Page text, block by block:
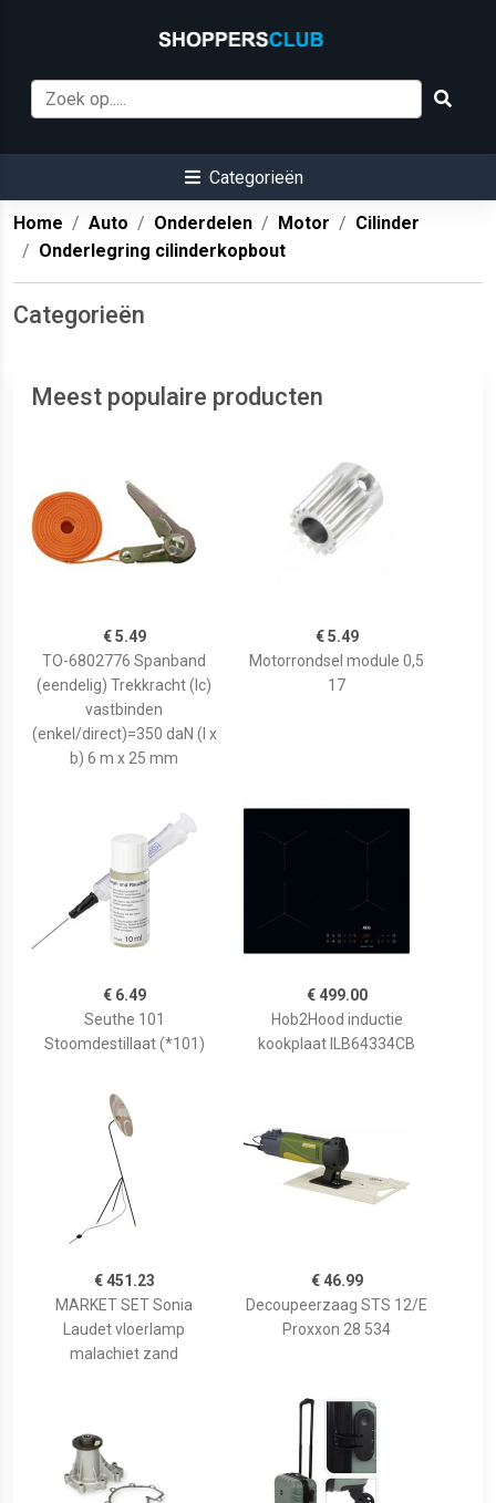
Categorieën
Home Auto Onderdelen Motor
Cilinder
Onderlegring cilinderkopbout
Categorieën
Meest populaire producten
€ 5.49
TO-6802776 Spanband
(eendelig) Trekkracht (lc)
vastbinden
(enkel/direct)=350 daN (l x
b) 6 m x 25 mm
€ 5.49
Motorrondsel module 0,5
17
€ 6.49
Seuthe 101
Stoomdestillaat (*101)
€ 499.00
Hob2Hood inductie
kookplaat ILB64334CB
€ 451.23
MARKET SET Sonia
Laudet vloerlamp
malachiet zand
€ 46.99
Decoupeerzaag STS 12/E
Proxxon 28 534